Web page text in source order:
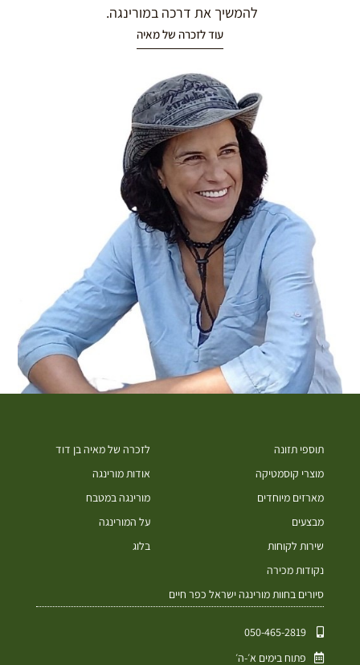
להמשיך את דרכה במורינגה.
עוד לזכרה של מאיה
תוספי תזונה
מוצרי קוסמטיקה
מארזים מיוחדים
מבצעים
שירות לקוחות
נקודות מכירה
סיורים בחוות מורינגה ישראל כפר חיים
לזכרה של מאיה בן דוד
אודות מורינגה
מורינגה במטבח
על המורינגה
בלוג
050-465-2819⁩
פתוח בימים א׳-ה׳